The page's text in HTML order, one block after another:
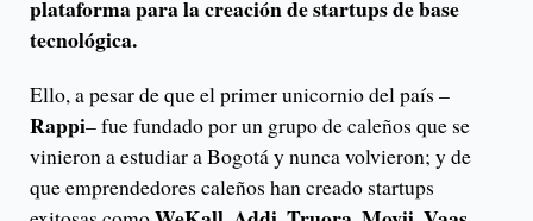
plataforma para la creación de startups de base
tecnológica.
Ello, a pesar de que el primer unicornio del país –
Rappi– fue fundado por un grupo de caleños que se
vinieron a estudiar a Bogotá y nunca volvieron; y de
que emprendedores caleños han creado startups